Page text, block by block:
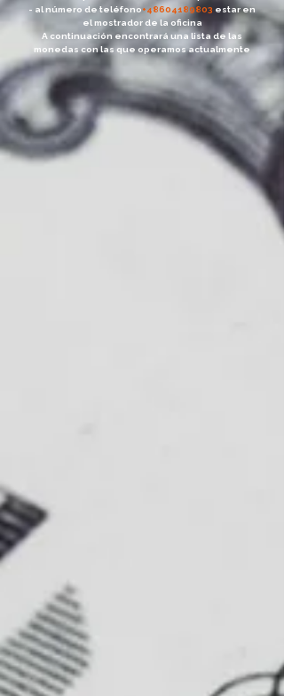
- al número de teléfono+48604189803 estar en
el mostrador de la oficina
A continuación encontrará una lista de las
monedas con las que operamos actualmente